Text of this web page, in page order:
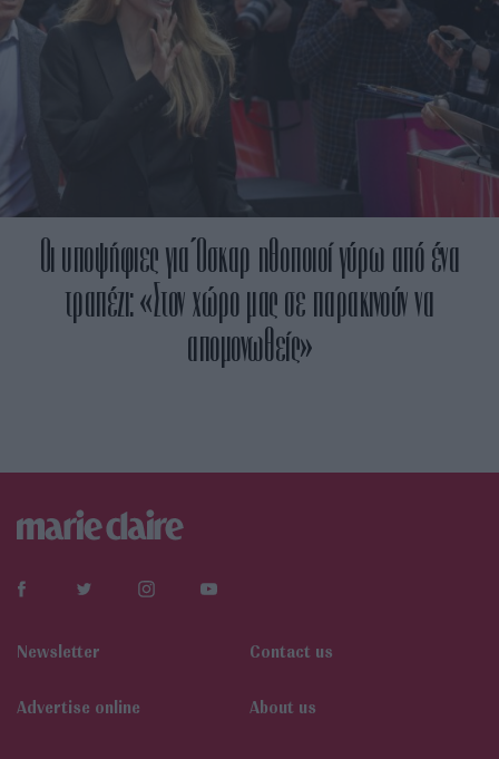
Οι υποψήφιες για Όσκαρ ηθοποιοί γύρω από ένα
τραπέζι: «Στον χώρο μας σε παρακινούν να
απομονωθείς»
Newsletter Contact us
Αdvertise online About us